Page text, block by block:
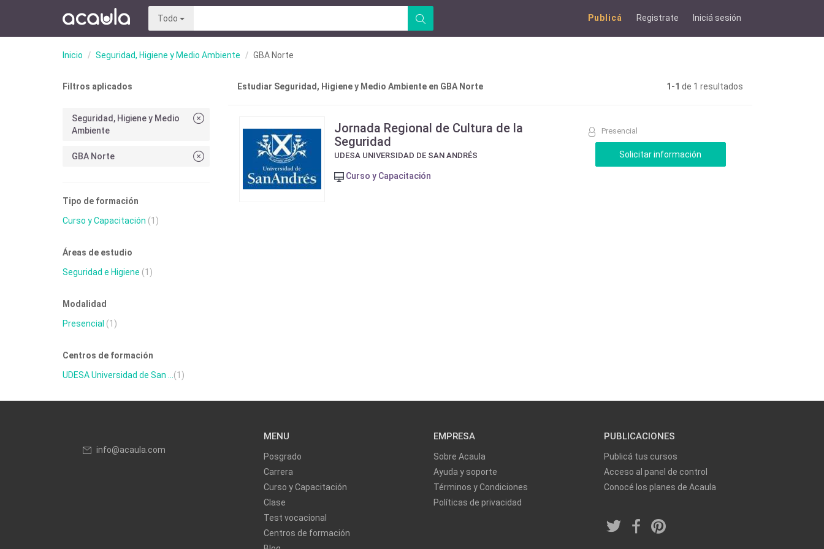
Todo Publicá Registrate Iniciá sesión
Inicio Seguridad, Higiene y Medio Ambiente GBA Norte
Filtros aplicados
Seguridad, Higiene y Medio
Ambiente
GBA Norte
Tipo de formación
Curso y Capacitación (1)
Áreas de estudio
Seguridad e Higiene (1)
Modalidad
Presencial (1)
Centros de formación
UDESA Universidad de San ... (1)
Estudiar Seguridad, Higiene y Medio Ambiente en GBA Norte 1-1 de 1 resultados
Jornada Regional de Cultura de la
Seguridad
UDESA UNIVERSIDAD DE SAN ANDRÉS
Curso y Capacitación
Presencial
info@acaula.com
MENU
Posgrado
Carrera
Curso y Capacitación
Clase
Test vocacional
Centros de formación
EMPRESA
Sobre Acaula
Ayuda y soporte
Términos y Condiciones
Políticas de privacidad
PUBLICACIONES
Publicá tus cursos
Acceso al panel de control
Conocé los planes de Acaula